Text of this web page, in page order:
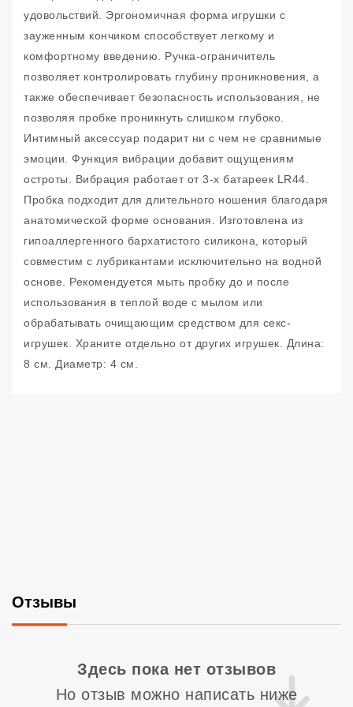
удовольствий. Эргономичная форма игрушки с
зауженным кончиком способствует легкому и
комфортному введению. Ручка-ограничитель
позволяет контролировать глубину проникновения, а
также обеспечивает безопасность использования, не
позволяя пробке проникнуть слишком глубоко.
Интимный аксессуар подарит ни с чем не сравнимые
эмоции. Функция вибрации добавит ощущениям
остроты. Вибрация работает от 3-х батареек LR44.
Пробка подходит для длительного ношения благодаря
анатомической форме основания. Изготовлена из
гипоаллергенного бархатистого силикона, который
совместим с лубрикантами исключительно на водной
основе. Рекомендуется мыть пробку до и после
использования в теплой воде с мылом или
обрабатывать очищающим средством для секс-
игрушек. Храните отдельно от других игрушек. Длина:
8 см. Диаметр: 4 см.
Отзывы
Здесь пока нет отзывов
Но отзыв можно написать ниже